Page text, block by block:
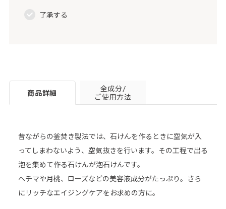
了承する
商品詳細
全成分/
ご使用方法
昔ながらの釜焚き製法では、石けんを作るときに空気が入
ってしまわないよう、空気抜きを行います。その工程で出る
泡を集めて作る石けんが泡石けんです。
ヘチマや月桃、ローズなどの美容液成分がたっぷり。さら
にリッチなエイジングケアをお求めの方に。